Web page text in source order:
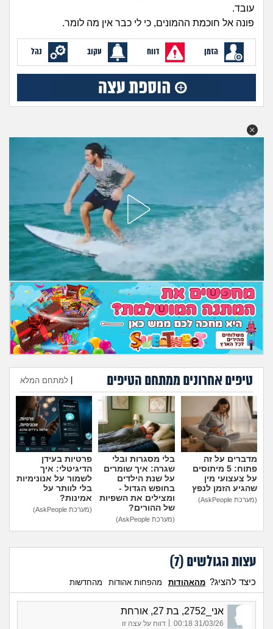
מה שעובר עליי
שומרים על הגוף
פיננסי וכלכלה
בין הסדינים
חיות מחמד
יוקר המחיה
גאווה
עובד.
פונה אל חוכמת ההמונים, כי לי כבר אין מה לומר.
הזמן דווח עקוב נהל
טיפים אחרונים ממתחם הטיפים למתחם המלא
הוספת טיפ
מדברים על זה
פתוח: 5 מיתוסים
על צעצועי מין
שהגיע הזמן לנפץ
(מערכת AskPeople)
בלי מסגרות ובלי
שגרה: איך שומרים
על שנת הילדים
בחופש הגדול -
ומצילים את השפיות
של ההורים?
(מערכת AskPeople)
פרטיות בעידן
הדיגיטלי: איך
לשמור על אנונימיות
בלי לוותר על
אמינות?
(מערכת AskPeople)
עצות הגולשים (7
)
כיצד להציג? מהאהודות מהפחות אהודות מהחדשות
אני_2752, בת 27, אורחת
31/03/26 00:18 דווח על עצה זו